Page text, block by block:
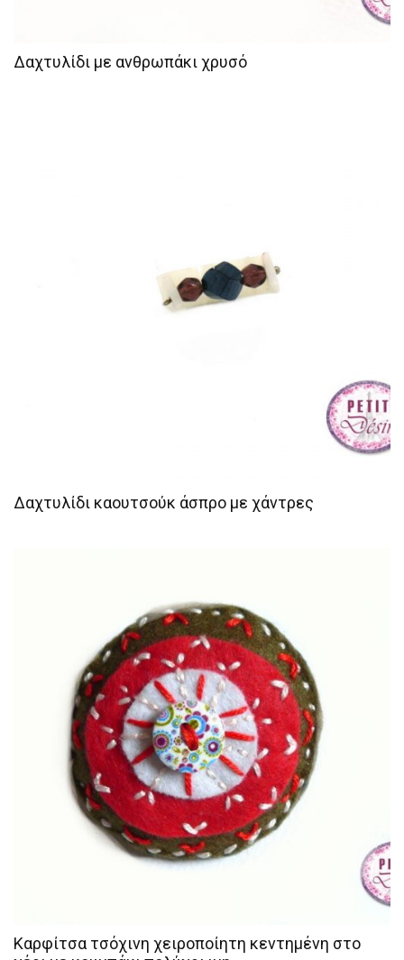
Δαχτυλίδι με ανθρωπάκι χρυσό
Δαχτυλίδι καουτσούκ άσπρο με χάντρες
Καρφίτσα τσόχινη χειροποίητη κεντημένη στο